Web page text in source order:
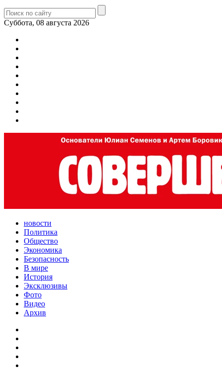
Суббота, 08 августа 2026
новости
Политика
Общество
Экономика
Безопасность
В мире
История
Эксклюзивы
Фото
Видео
Архив